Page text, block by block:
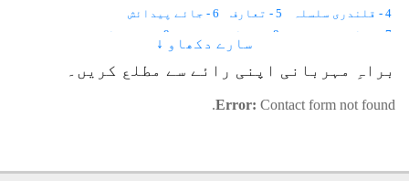
4 - قلندری سلسلہ
5 - تعارف
6 - جائے پیدائش
7 - تعلیم و تربیت
8 - روحانی تربیت
9 - درونِ خانہ
14 - بچپن اور شباب
15 - اوصاف حمیدہ 16 - عظمت
17 - صلبی اولاد
سارے دکھاو ↓
براہِ مہربانی اپنی رائے سے مطلع کریں۔
Error: Contact form not found.